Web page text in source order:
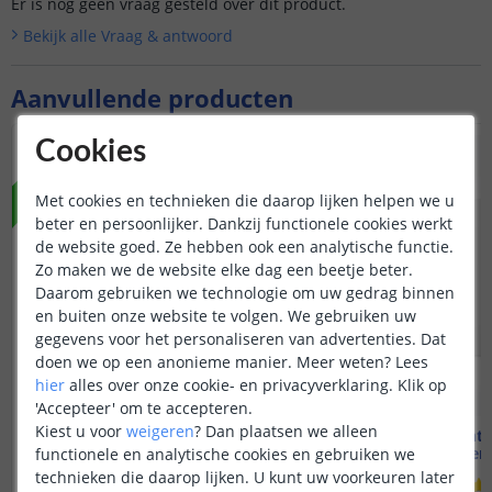
Aanvullende producten
NIEUW
Aqara Panel Hub S1 Plus
Werkt als Matter bridge
Aqara Light
4
Bekijk alle Vraag & antwoord
Cookies
Met cookies en technieken die daarop lijken helpen we u
beter en persoonlijker. Dankzij functionele cookies werkt
de website goed. Ze hebben ook een analytische functie.
Zo maken we de website elke dag een beetje beter.
Daarom gebruiken we technologie om uw gedrag binnen
en buiten onze website te volgen. We gebruiken uw
gegevens voor het personaliseren van advertenties. Dat
doen we op een anonieme manier. Meer weten? Lees
hier alles over onze cookie- en privacyverklaring. Klik op
'Accepteer' om te accepteren.
Kiest u voor weigeren? Dan plaatsen we alleen
functionele en analytische cookies en gebruiken we
technieken die daarop lijken. U kunt uw voorkeuren later